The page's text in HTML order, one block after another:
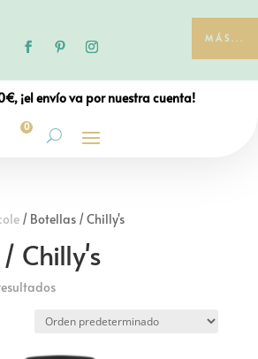
MÁS...
¡el envío va por nuestra cuenta!
0
/ Botellas / Chilly's
Chilly's